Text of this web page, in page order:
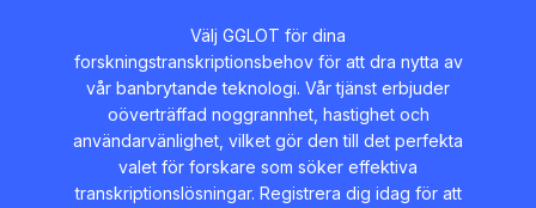
Välj GGLOT för dina
forskningstranskriptionsbehov för att dra nytta av
vår banbrytande teknologi. Vår tjänst erbjuder
oöverträffad noggrannhet, hastighet och
användarvänlighet, vilket gör den till det perfekta
valet för forskare som söker effektiva
transkriptionslösningar. Registrera dig idag för att